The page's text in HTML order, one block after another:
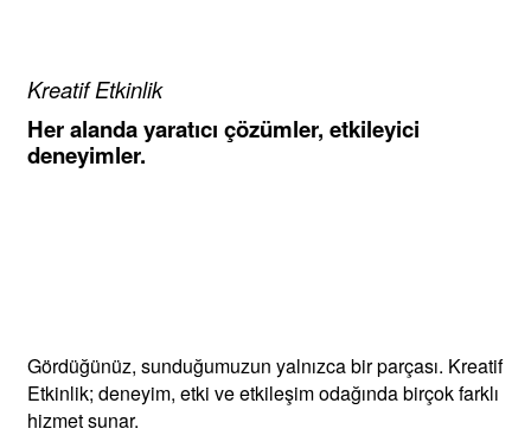
Kreatif Etkinlik
Her alanda yaratıcı çözümler, etkileyici
deneyimler.
Gördüğünüz, sunduğumuzun yalnızca bir parçası. Kreatif
Etkinlik; deneyim, etki ve etkileşim odağında birçok farklı
hizmet sunar.